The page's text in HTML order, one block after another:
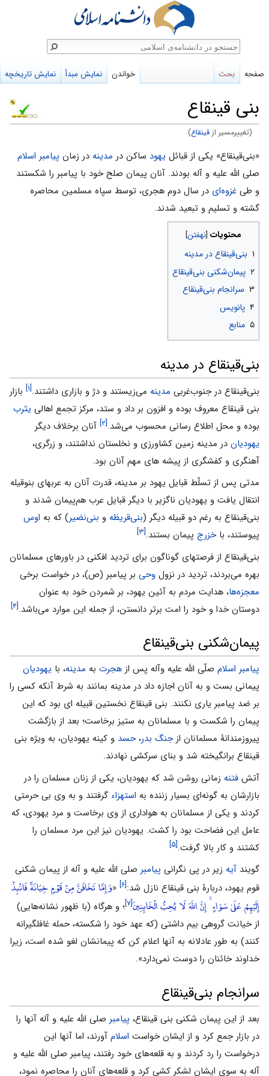
بنی قینقاع
(تغییرمسیر ازقينقاع)
پرش
به
ناوبری
پرش
به
جستجو
«بنی‌قینقاع» یکی از قبائل یهود ساکن در مدینه در زمان پیامبر اسلام
صلی الله علیه و آله بودند. آنان پیمان صلح خود با پیامبر را شکستند
و طی غزوه‌ای در سال دوم هجری، توسط سپاه مسلمین محاصره
گشته و تسلیم و تبعید شدند.
محتویات
۱ بنی‌قینقاع در مدینه
۲ پیمان‌شکنی بنی‌قینقاع
۳ سرانجام بنی‌قینقاع
۴ پانویس
۵ منابع
بنی‌قینقاع در مدینه
بنى‌قینقاع در جنوب‌غربی‌ مدینه‌ می‌زیستند و دژ و بازاری‌ داشتند.[۱]
بازار
بنی قینقاع معروف بوده و افزون بر داد و ستد، مرکز تجمع اهالی یثرب
بوده و محل اطلاع رسانی محسوب می‌شد.[۲]
آنان برخلاف دیگر
یهودیان در مدینه زمین کشاورزی و نخلستان نداشتند، و زرگری،
آهنگری و کفشگری از پیشه های مهم آنان بود.
مدتی‌ پس‌ از تسلّط‌ قبایل‌ یهود بر مدینه‌، قدرت‌ آنان‌ به‌ عربهای‌ بنوقیله‌
انتقال‌ یافت‌ و یهودیان‌ ناگزیر با دیگر قبایل‌ عرب‌ هم‌پیمان‌ شدند و
بنی‌قینقاع‌ به‌ رغم‌ دو قبیله دیگر (بنی‌قریظه‌ و بنی‌نضیر) که‌ به‌ اوس‌
پیوستند، باخزرج‌ پیمان‌ بستند.[۳]
بنى‌قینقاع از فرصتهای گوناگون برای تردید افکنی در باورهای مسلمانان
بهره می‌بردند، تردید در نزول وحی بر پیامبر (ص)، در خواست برخی
معجزه‌ها، هدایت مردم به آئین یهود، بر شمردن خود به عنوان
دوستان خدا و خود را امت برتر دانستن، از جمله این موارد می‌باشد.[۴]
پیمان‌شکنی بنی‌قینقاع
پیامبر اسلام صلّی اللّه علیه وآله پس از هجرت به مدینه، با یهودیان
پیمانی بست و به آنان اجازه داد در مدینه بمانند به شرط آنکه کسی را
بر ضد پیامبر یاری نکنند. بنی قینقاع نخستین قبیله ای بود که این
پیمان را شکست و با مسلمانان به ستیز برخاست؛ بعد از بازگشت
پیروزمندانۀ مسلمانان ازجنگ بدر،حسد و کینه یهودیان، به ویژه بنی
قینقاع برانگیخته شد و بنای سرکشی نهادند.
آتش فتنه زمانی روشن شد که یهودیان، یکی از زنان مسلمان را در
بازارشان به گونه‌ای بسیار زننده به استهزاء گرفتند و به وی بی حرمتی
کردند و یکی از مسلمانان به هواداری از وی برخاست و مرد یهودی، که
عامل این فضاحت بود را کشت. یهودیان نیز این مرد مسلمان را
کشتند و کار بالا گرفت.[۵]
گویند آیه زیر در پی نگرانی پیامبر صلی الله علیه و آله از پیمان شکنی
قوم یهود، دربارۀ بنی قینقاع نازل شد:[۶] «وَإِمَّا تَخَافَنَّ مِنْ قَوْمٍ خِيَانَةً فَانْبِذْ
إِلَيْهِمْ عَلَىٰ سَوَاءٍ ۚ إِنَّ اللَّهَ لَا يُحِبُّ الْخَائِنِينَ[۷] ؛ و هرگاه (با ظهور نشانه‌هایی)
از خیانت گروهی بیم داشتی (که عهد خود را شکسته، حمله غافلگیرانه
کنند) به طور عادلانه به آنها اعلام کن که پیمانشان لغو شده است، زیرا
خداوند خائنان را دوست نمی‌دارد».
سرانجام بنی‌قینقاع
بعد از این پیمان شکنی بنی قینقاع، پیامبر صلی الله علیه و آله آنها را
در بازار جمع کرد و از ایشان خواست اسلام آورند، اما آنها این
درخواست را رد کردند و به قلعه‌های خود رفتند، پیامبر صلی الله علیه و
آله به سوی ایشان لشکر کشی کرد و قلعه‌های آنان را محاصره نمود،
صفحه بحث خواندن نمایش مبدأ نمایش تاریخچه
جستجو